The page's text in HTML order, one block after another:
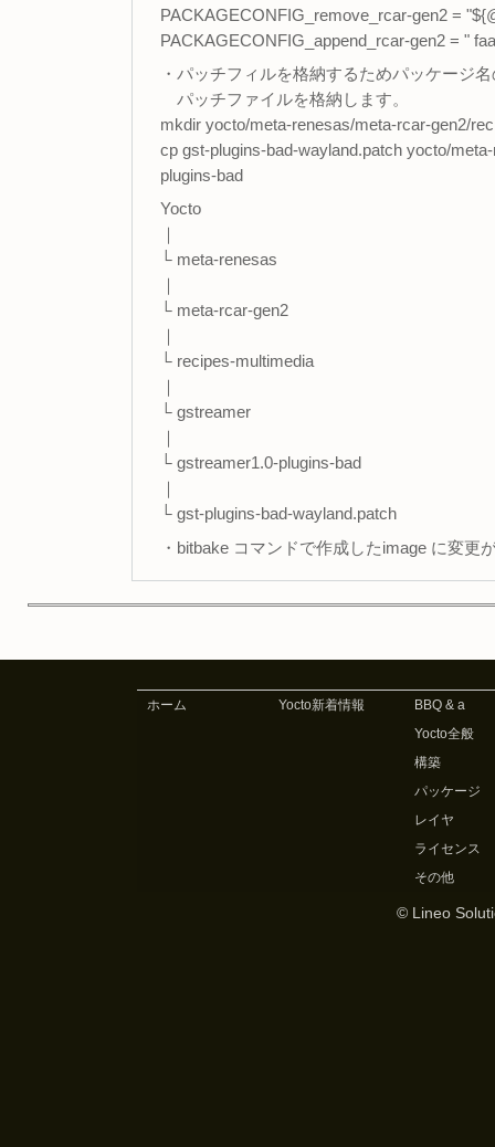
PACKAGECONFIG_remove_rcar-gen2 =
PACKAGECONFIG_append_rcar-gen2 = "
・パッチフィルを格納するためパッケージ
パッチファイルを格納します。
mkdir yocto/meta-renesas/meta-rcar-gen2/
cp gst-plugins-bad-wayland.patch yocto/
plugins-bad
Yocto
└ meta-renesas
└ meta-rcar-gen2
└ recipes-multimedia
└ gstreamer
└ gstreamer1.0-plugins-bad
└ gst-plugins-bad-wayland.patch
・bitbake コマンドで作成したimage に変更
ホーム Yocto新着情報
BBQ & a
Yocto全般
構築
パッケージ
レイヤ
ライセンス
その他
© Lineo